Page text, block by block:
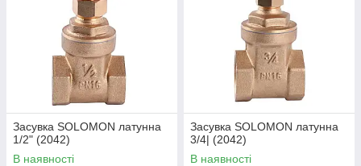
Засувка SOLOMON латунна
1/2" (2042)
В наявності
Засувка SOLOMON латунна
3/4| (2042)
В наявності